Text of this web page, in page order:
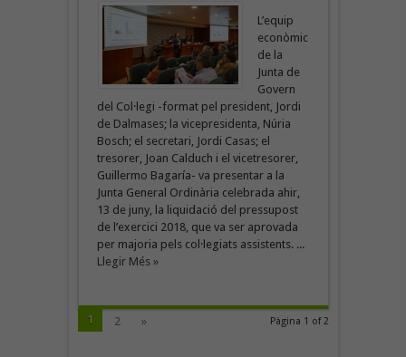
L’equip
econòmic
de la
Junta de
Govern
del Col·legi -format pel president, Jordi
de Dalmases; la vicepresidenta, Núria
Bosch; el secretari, Jordi Casas; el
tresorer, Joan Calduch i el vicetresorer,
Guillermo Bagaría- va presentar a la
Junta General Ordinària celebrada ahir,
13 de juny, la liquidació del pressupost
de l’exercici 2018, que va ser aprovada
per majoria pels col·legiats assistents. ...
Llegir Més »
Pàgina 1 of 2
1 2 »